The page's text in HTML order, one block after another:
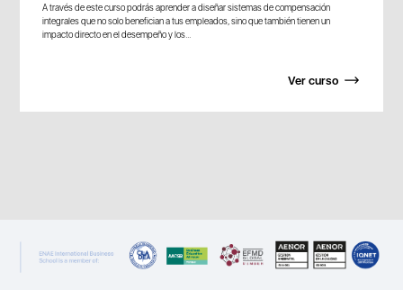
A través de este curso podrás aprender a diseñar sistemas de compensación
integrales que no solo benefician a tus empleados, sino que también tienen un
impacto directo en el desempeño y los...
Ver curso